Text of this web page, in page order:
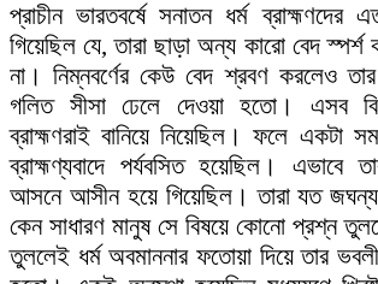
প্রাচীন ভারতবর্ষে সনাতন ধর্ম ব্রাহ্মণদের
গিয়েছিল যে, তারা ছাড়া অন্য কারো বেদ
না। নিম্নবর্ণের কেউ বেদ শ্রবণ করলেও
গলিত সীসা ঢেলে দেওয়া হতো। এসব
ব্রাহ্মণরাই বানিয়ে নিয়েছিল। ফলে একটা
ব্রাহ্মণ্যবাদে পর্যবসিত হয়েছিল। এভাবে
আসনে আসীন হয়ে গিয়েছিল। তারা যত
কেন সাধারণ মানুষ সে বিষয়ে কোনো প্রশ্ন
তুললেই ধর্ম অবমাননার ফতোয়া দিয়ে তার